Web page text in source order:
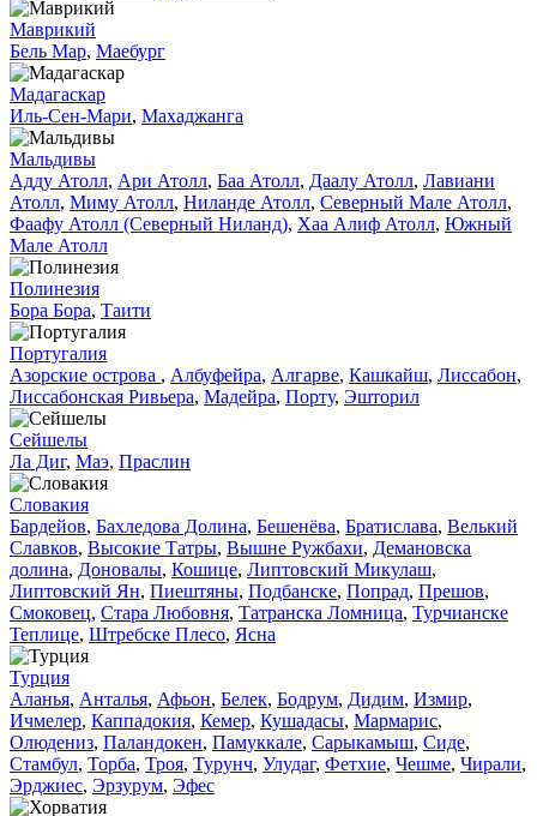
Маврикий
Бель Мар, Маебург
Мадагаскар
Иль-Сен-Мари, Махаджанга
Мальдивы
Адду Атолл, Ари Атолл, Баа Атолл, Даалу Атолл, Лавиани
Атолл, Миму Атолл, Ниланде Атолл, Северный Мале Атолл,
Фаафу Атолл (Северный Ниланд), Хаа Алиф Атолл, Южный
Мале Атолл
Полинезия
Бора Бора, Таити
Португалия
Азорские острова , Албуфейра, Алгарве, Кашкайш, Лиссабон,
Лиссабонская Ривьера, Мадейра, Порту, Эшторил
Сейшелы
Ла Диг, Маэ, Праслин
Словакия
Бардейов, Бахледова Долина, Бешенёва, Братислава, Велький
Славков, Высокие Татры, Вышне Ружбахи, Демановска
долина, Доновалы, Кошице, Липтовский Микулаш,
Липтовский Ян, Пиештяны, Подбанске, Попрад, Прешов,
Смоковец, Стара Любовня, Татранска Ломница, Турчианске
Теплице, Штребске Плесо, Ясна
Турция
Аланья, Анталья, Афьон, Белек, Бодрум, Дидим, Измир,
Ичмелер, Каппадокия, Кемер, Кушадасы, Мармарис,
Олюдениз, Паландокен, Памуккале, Сарыкамыш, Сиде,
Стамбул, Торба, Троя, Турунч, Улудаг, Фетхие, Чешме, Чирали,
Эрджиес, Эрзурум, Эфес